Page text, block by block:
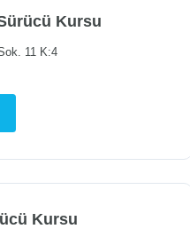
Kursu
11 K:4
Kursu